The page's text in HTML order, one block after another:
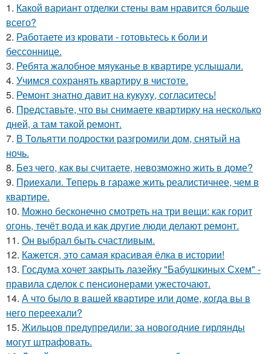
1. Какой вариант отделки стены вам нравится больше
всего?
2. Работаете из кровати - готовьтесь к боли и
бессоннице.
3. Ребята жалобное мяуканье в квартире услышали.
4. Учимся сохранять квартиру в чистоте.
5. Ремонт знатно давит на кукуху, согласитесь!
6. Представьте, что вы снимаете квартирку на несколько
дней, а там такой ремонт.
7. В Тольятти подростки разгромили дом, снятый на
ночь.
8. Без чего, как вы считаете, невозможно жить в доме?
9. Приехали. Теперь в гараже жить реалистичнее, чем в
квартире.
10. Можно бесконечно смотреть на три вещи: как горит
огонь, течёт вода и как другие люди делают ремонт.
11. Он выбрал быть счастливым.
12. Кажется, это самая красивая ёлка в истории!
13. Госдума хочет закрыть лазейку "Бабушкиных Схем" -
правила сделок с пенсионерами ужесточают.
14. А что было в вашей квартире или доме, когда вы в
него переехали?
15. Жильцов предупредили: за новогодние гирлянды
могут штрафовать.